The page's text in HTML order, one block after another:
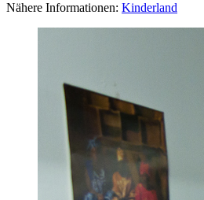
Nähere Informationen: Kinderland